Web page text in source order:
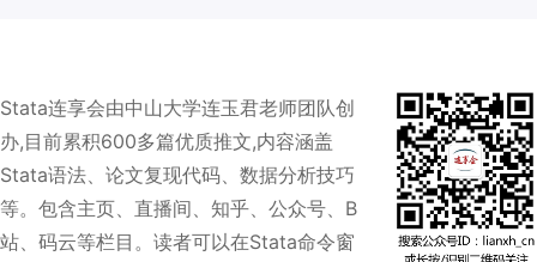
Stata连享会由中山大学连玉君老师团队创
办,目前累积600多篇优质推文,内容涵盖
Stata语法、论文复现代码、数据分析技巧
等。包含主页、直播间、知乎、公众号、B
站、码云等栏目。读者可以在Stata命令窗